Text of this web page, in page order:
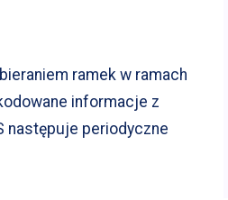
ramek w ramach
informacje z
następuje periodyczne